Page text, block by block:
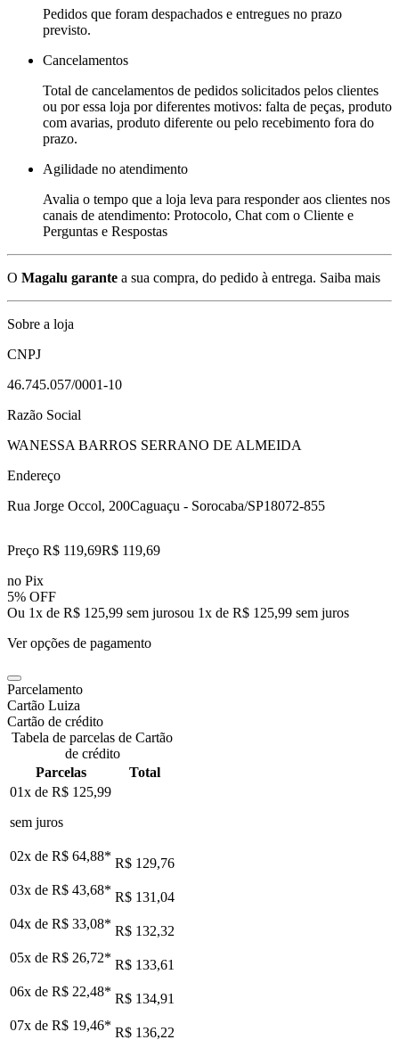
Pedidos que foram despachados e entregues no prazo
previsto.
Cancelamentos
Total de cancelamentos de pedidos solicitados pelos clientes
ou por essa loja por diferentes motivos: falta de peças, produto
com avarias, produto diferente ou pelo recebimento fora do
prazo.
Agilidade no atendimento
Avalia o tempo que a loja leva para responder aos clientes nos
canais de atendimento: Protocolo, Chat com o Cliente e
Perguntas e Respostas
O Magalu garante a sua compra, do pedido à entrega. Saiba mais
Sobre a loja
CNPJ
46.745.057/0001-10
Razão Social
WANESSA BARROS SERRANO DE ALMEIDA
Endereço
Rua Jorge Occol, 200Caguaçu - Sorocaba/SP18072-855
Preço R$ 119,69R$ 119,69
no Pix
5% OFF
Ou 1x de R$ 125,99 sem jurosou 1x de R$ 125,99 sem juros
Ver opções de pagamento
Parcelamento
Cartão Luiza
Cartão de crédito
Tabela de parcelas de Cartão
de crédito
Parcelas
Total
01x de R$ 125,99
sem juros
02x de R$ 64,88* R$ 129,76
03x de R$ 43,68* R$ 131,04
04x de R$ 33,08* R$ 132,32
05x de R$ 26,72* R$ 133,61
06x de R$ 22,48* R$ 134,91
07x de R$ 19,46* R$ 136,22